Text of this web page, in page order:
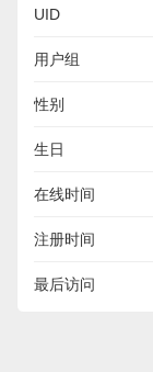
UID
用户组
性别
生日
在线时间
注册时间
最后访问